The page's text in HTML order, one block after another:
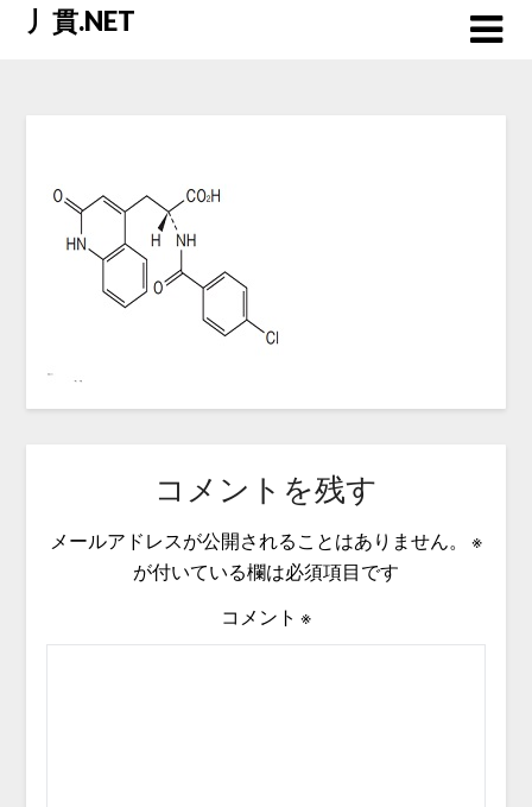
Skip丿貫.NET
コメントを残す
メールアドレスが公開されることはありません。
※
が付いている欄は必須項目です
コメント ※